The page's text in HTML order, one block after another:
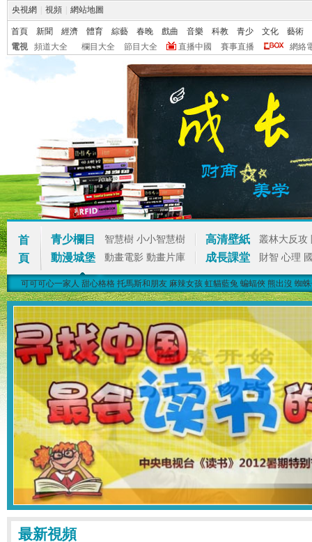
央視網 視頻 網站地圖
首頁 新聞 經濟 體育 綜藝 春晚 戲曲 音樂 科教 青少 文化
藝術
電視
頻道大全 欄目大全 節目大全 直播中國 賽事直播 網絡
首
頁
青少欄目 智慧樹 小小智慧樹
動漫城堡 動畫電影 動畫片庫
高清壁紙 叢林大反攻
成長課堂 財智 心理
可可可心一家人 甜心格格 托馬斯和朋友 麻辣女孩 虹貓藍兔 蝙蝠俠 熊出沒 蜘
最新視頻